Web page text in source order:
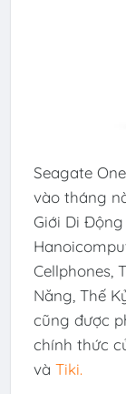
Seagate
vào tháng
Giới Di Động
Cellphones,
Năng, Thế
cũng được
chính thức
và Tiki.